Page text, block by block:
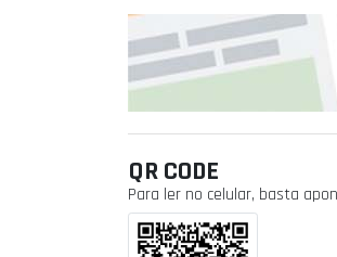
QR CODE
Para ler no celular, basta